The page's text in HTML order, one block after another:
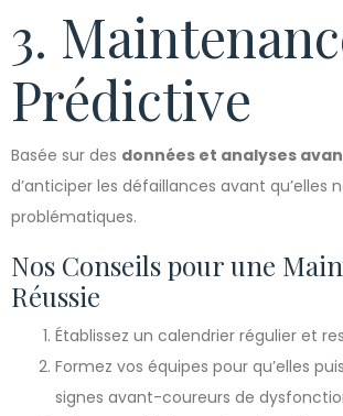
3.
Prédictive
Basée sur des données et analyses
d’anticiper les défaillances avant qu’elles
problématiques.
Nos Conseils pour une
Réussie
Établissez un calendrier régulier et
Formez vos équipes pour qu’elles
signes avant-coureurs de